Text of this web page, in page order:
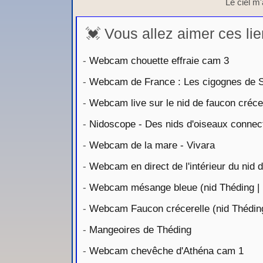
Le ciel
💓 Vous allez aimer ces
- Webcam chouette effraie cam 3
- Webcam de France : Les cigognes de
- Webcam live sur le nid de faucon
- Nidoscope - Des nids d'oiseaux
- Webcam de la mare - Vivara
- Webcam en direct de l'intérieur du nid
- Webcam mésange bleue (nid Théding |
- Webcam Faucon crécerelle (nid
- Mangeoires de Théding
- Webcam chevêche d'Athéna cam 1